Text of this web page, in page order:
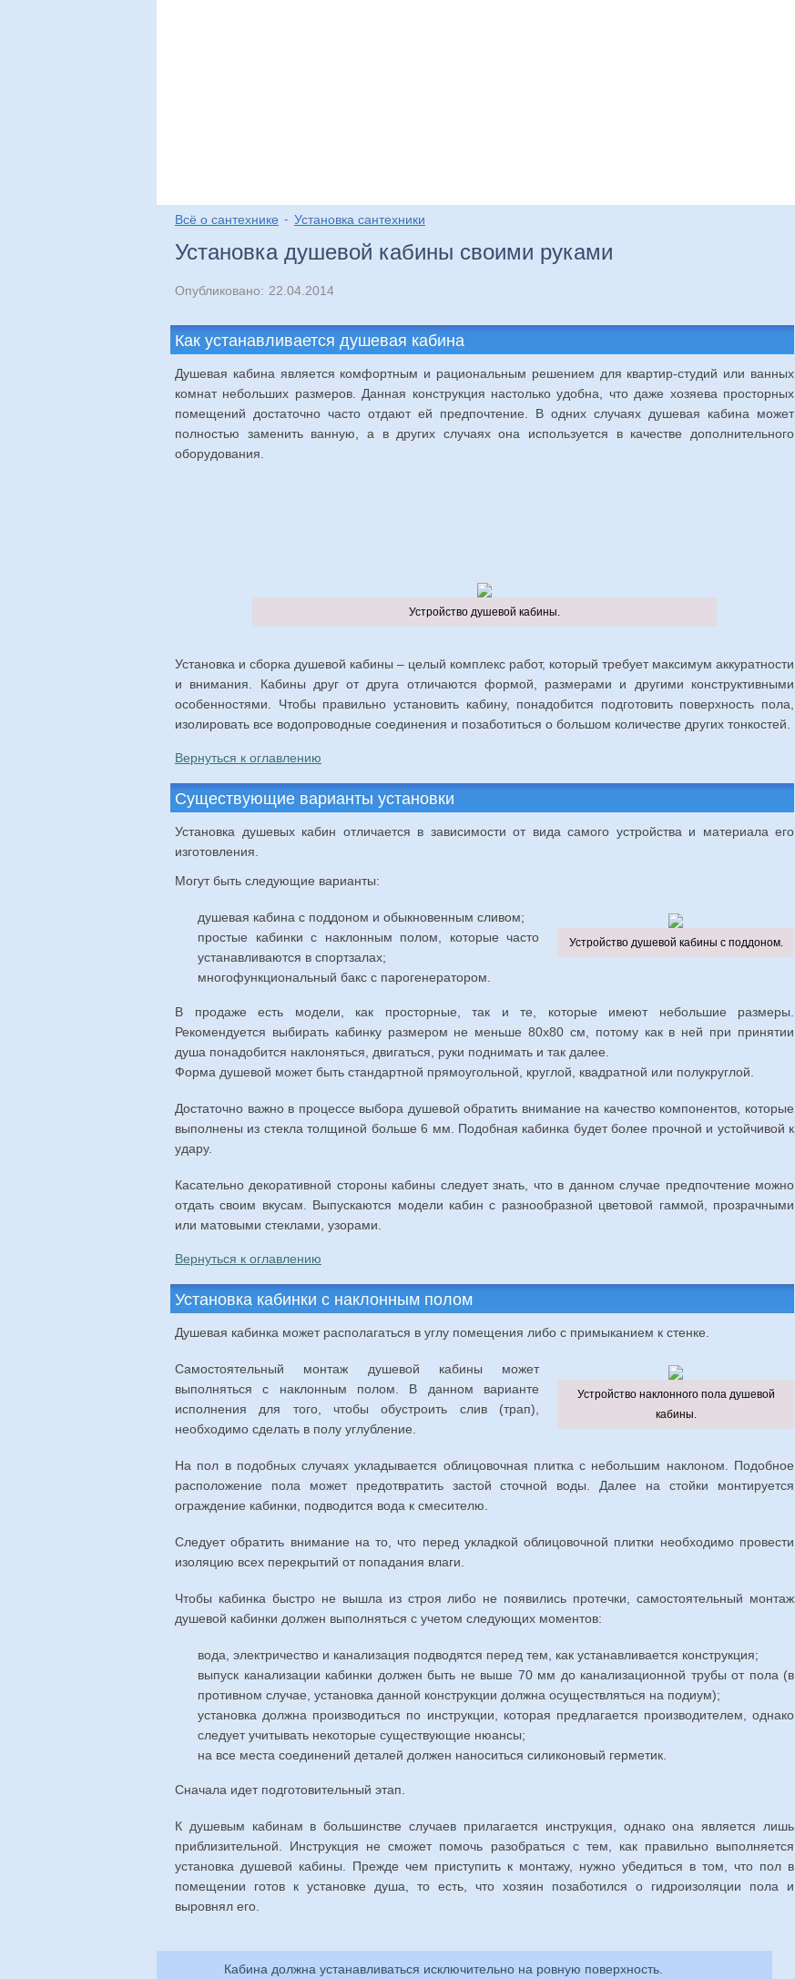
Всё о сантехнике Установка сантехники
Установка душевой кабины своими руками
Опубликовано: 22.04.2014
Как устанавливается душевая кабина
Душевая кабина является комфортным и рациональным решением для квартир-студий или ванных
комнат небольших размеров. Данная конструкция настолько удобна, что даже хозяева просторных
помещений достаточно часто отдают ей предпочтение. В одних случаях душевая кабина может
полностью заменить ванную, а в других случаях она используется в качестве дополнительного
оборудования.
Устройство душевой кабины.
Установка и сборка душевой кабины – целый комплекс работ, который требует максимум аккуратности
и внимания. Кабины друг от друга отличаются формой, размерами и другими конструктивными
особенностями. Чтобы правильно установить кабину, понадобится подготовить поверхность пола,
изолировать все водопроводные соединения и позаботиться о большом количестве других тонкостей.
Вернуться к оглавлению
Существующие варианты установки
Установка душевых кабин отличается в зависимости от вида самого устройства и материала его
изготовления.
Могут быть следующие варианты:
Устройство душевой кабины с поддоном.
душевая кабина с поддоном и обыкновенным сливом;
простые кабинки с наклонным полом, которые часто
устанавливаются в спортзалах;
многофункциональный бакс с парогенератором.
В продаже есть модели, как просторные, так и те, которые имеют небольшие размеры.
Рекомендуется выбирать кабинку размером не меньше 80х80 см, потому как в ней при принятии
душа понадобится наклоняться, двигаться, руки поднимать и так далее.
Форма душевой может быть стандартной прямоугольной, круглой, квадратной или полукруглой.
Достаточно важно в процессе выбора душевой обратить внимание на качество компонентов, которые
выполнены из стекла толщиной больше 6 мм. Подобная кабинка будет более прочной и устойчивой к
удару.
Касательно декоративной стороны кабины следует знать, что в данном случае предпочтение можно
отдать своим вкусам. Выпускаются модели кабин с разнообразной цветовой гаммой, прозрачными
или матовыми стеклами, узорами.
Вернуться к оглавлению
Установка кабинки с наклонным полом
Душевая кабинка может располагаться в углу помещения либо с примыканием к стенке.
Устройство наклонного пола душевой
кабины.
Самостоятельный монтаж душевой кабины может
выполняться с наклонным полом. В данном варианте
исполнения для того, чтобы обустроить слив (трап),
необходимо сделать в полу углубление.
На пол в подобных случаях укладывается облицовочная плитка с небольшим наклоном. Подобное
расположение пола может предотвратить застой сточной воды. Далее на стойки монтируется
ограждение кабинки, подводится вода к смесителю.
Следует обратить внимание на то, что перед укладкой облицовочной плитки необходимо провести
изоляцию всех перекрытий от попадания влаги.
Чтобы кабинка быстро не вышла из строя либо не появились протечки, самостоятельный монтаж
душевой кабинки должен выполняться с учетом следующих моментов:
вода, электричество и канализация подводятся перед тем, как устанавливается конструкция;
выпуск канализации кабинки должен быть не выше 70 мм до канализационной трубы от пола (в
противном случае, установка данной конструкции должна осуществляться на подиум);
установка должна производиться по инструкции, которая предлагается производителем, однако
следует учитывать некоторые существующие нюансы;
на все места соединений деталей должен наноситься силиконовый герметик.
Сначала идет подготовительный этап.
К душевым кабинам в большинстве случаев прилагается инструкция, однако она является лишь
приблизительной. Инструкция не сможет помочь разобраться с тем, как правильно выполняется
установка душевой кабины. Прежде чем приступить к монтажу, нужно убедиться в том, что пол в
помещении готов к установке душа, то есть, что хозяин позаботился о гидроизоляции пола и
выровнял его.
Кабина должна устанавливаться исключительно на ровную поверхность.